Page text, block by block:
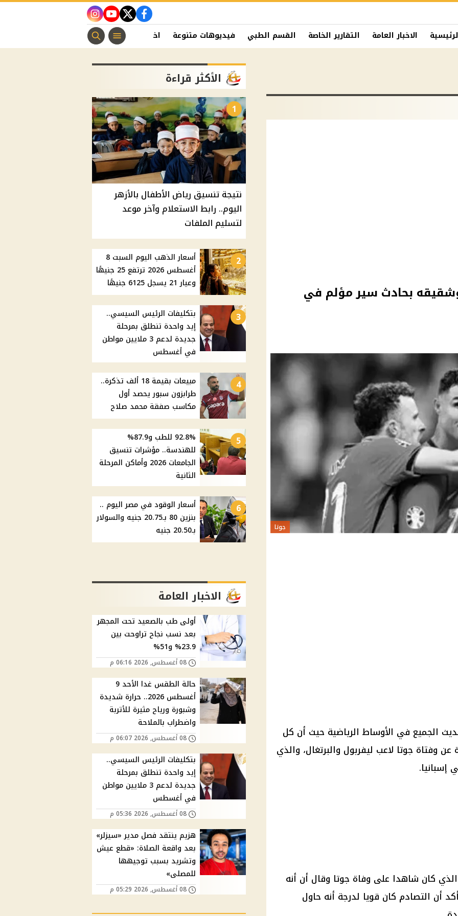
facebook
twitter
youtube
instagram
الاخبار العامة التقارير الخاصة القسم الطبي فيديوهات متنوعة اخبار الفن منوعات مسيحية
بحادث سير مؤلم في
جوتا
الجميع في الأوساط الرياضية حيث أن كل
وفتاة جوتا لاعب ليفربول والبرتغال، والذي
كان شاهدا على وفاة جوتا وقال أن أنه
أن التصادم كان قويا لدرجة أنه حاول
الأكثر قراءة
1
نتيجة تنسيق رياض الأطفال بالأزهر
اليوم.. رابط الاستعلام وآخر موعد
لتسليم الملفات
2
أسعار الذهب اليوم السبت 8
أغسطس 2026 ترتفع 25 جنيهًا
وعيار 21 يسجل 6125 جنيهًا
3
بتكليفات الرئيس السيسي..
إيد واحدة تنطلق بمرحلة
جديدة لدعم 3 ملايين مواطن
في أغسطس
4
مبيعات بقيمة 18 ألف تذكرة..
طرابزون سبور يحصد أول
مكاسب صفقة محمد صلاح
5
92.8% للطب و87.9%
للهندسة.. مؤشرات تنسيق
الجامعات 2026 وأماكن المرحلة
الثانية
6
أسعار الوقود في مصر اليوم ..
بنزين 80 بـ20.75 جنيه والسولار
بـ20.50 جنيه
الاخبار العامة
أولى طب بالصعيد تحت المجهر
بعد نسب نجاح تراوحت بين
23.9% و51%
08 أغسطس, 2026 06:16 م
حالة الطقس غدا الأحد 9
أغسطس 2026.. حرارة شديدة
وشبورة ورياح مثيرة للأتربة
واضطراب بالملاحة
08 أغسطس, 2026 06:07 م
بتكليفات الرئيس السيسي..
إيد واحدة تنطلق بمرحلة
جديدة لدعم 3 ملايين مواطن
في أغسطس
08 أغسطس, 2026 05:36 م
هزيم ينتقد فصل مدير «سيزلر»
بعد واقعة الصلاة: «قطع عيش
وتشريد بسبب توجيهها
للمصلى»
08 أغسطس, 2026 05:29 م